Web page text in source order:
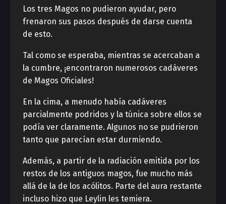
Los tres Magos no pudieron ayudar, pero
frenaron sus pasos después de darse cuenta
de esto.
Tal como se esperaba, mientras se acercaban a
la cumbre, ¡encontraron numerosos cadáveres
de Magos Oficiales!
En la cima, a menudo había cadáveres
parcialmente podridos y la túnica sobre ellos se
podía ver claramente. Algunos no se pudrieron
tanto que parecían estar durmiendo.
Además, a partir de la radiación emitida por los
restos de los antiguos magos, fue mucho más
allá de la de los acólitos. Parte del aura restante
incluso hizo que Leylin les temiera.